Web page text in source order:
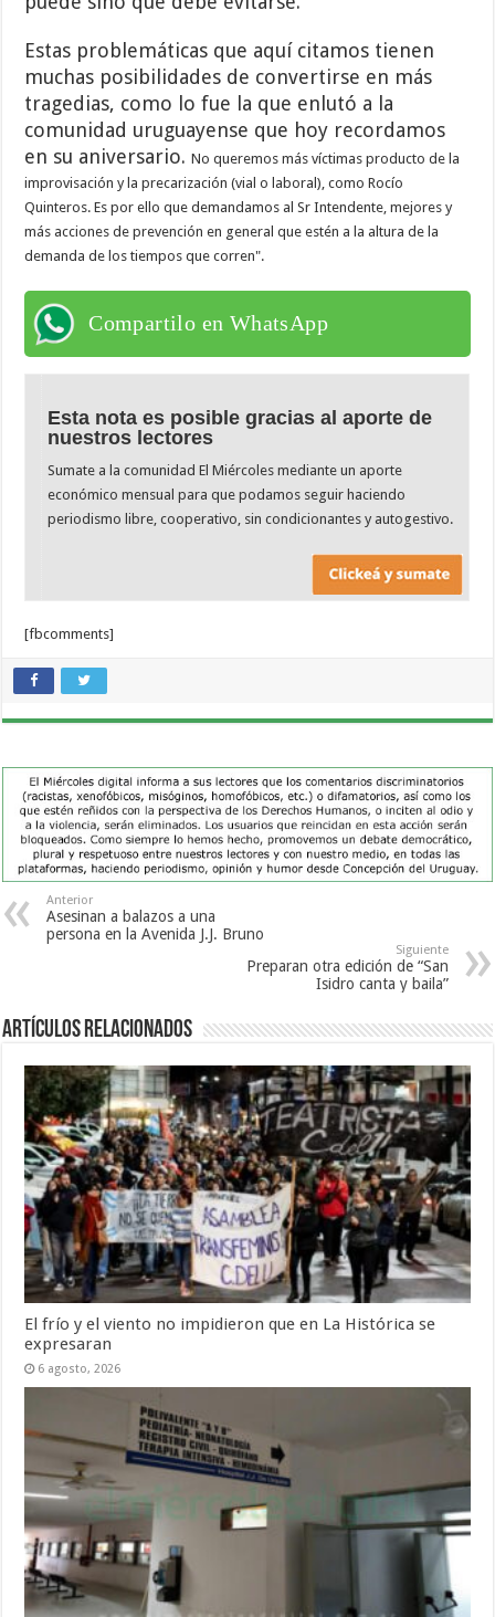
Estas problemáticas que aquí citamos tienen
muchas posibilidades de convertirse en más
tragedias, como lo fue la que enlutó a la
comunidad uruguayense que hoy recordamos
en su aniversario.No queremos más víctimas producto de la
improvisación y la precarización (vial o laboral), como Rocío
Quinteros. Es por ello que demandamos al Sr Intendente, mejores y
más acciones de prevención en general que estén a la altura de la
demanda de los tiempos que corren".
Compartilo en WhatsApp
Esta nota es posible gracias al aporte de
nuestros lectores
Sumate a la comunidad El Miércoles mediante un aporte
económico mensual para que podamos seguir haciendo
periodismo libre, cooperativo, sin condicionantes y autogestivo.
[fbcomments]
Anterior
Asesinan a balazos a una
persona en la Avenida J.J. Bruno
Siguiente
Preparan otra edición de “San
Isidro canta y baila”
Artículos Relacionados
El frío y el viento no impidieron que en La Histórica se
expresaran
6 agosto, 2026